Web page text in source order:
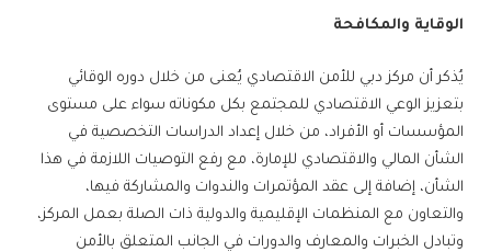
الوقاية والمكافحة
يُذكر أن مركز دبي للأمن الاقتصادي يُعنى من خلال دوره الوقائي
بتعزيز الوعي الاقتصادي للمجتمع بكل مكوناته سواء على مستوى
المؤسسات أو الأفراد، من خلال إعداد الدراسات التخصصية في
الشأن المالي والاقتصادي للإمارة، مع رفع التوصيات اللازمة في هذا
الشأن، إضافة إلى عقد المؤتمرات والندوات والمشاركة فيها،
والتعاون مع المنظمات الإقليمية والدولية ذات الصلة بعمل المركز،
وتبادل الخبرات والمعارف والدورات في الجانب المتعلق بالأمن